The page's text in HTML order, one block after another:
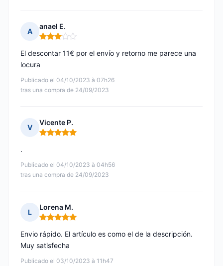
A
anael E.
Nota: 3 de 5
Publicado el 04/10/2023 à 07h26
tras una compra de 24/09/2023
El descontar 11€ por el envío y retorno me parece una
locura
V
Vicente P.
Nota: 5 de 5
Publicado el 04/10/2023 à 04h56
tras una compra de 24/09/2023
.
L
Lorena M.
Nota: 5 de 5
Publicado el 03/10/2023 à 11h47
Envio rápido. El artículo es como el de la descripción.
Muy satisfecha